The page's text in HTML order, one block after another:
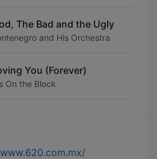
The Bad and the Ugly
and His Orchestra
You (Forever)
On the Block